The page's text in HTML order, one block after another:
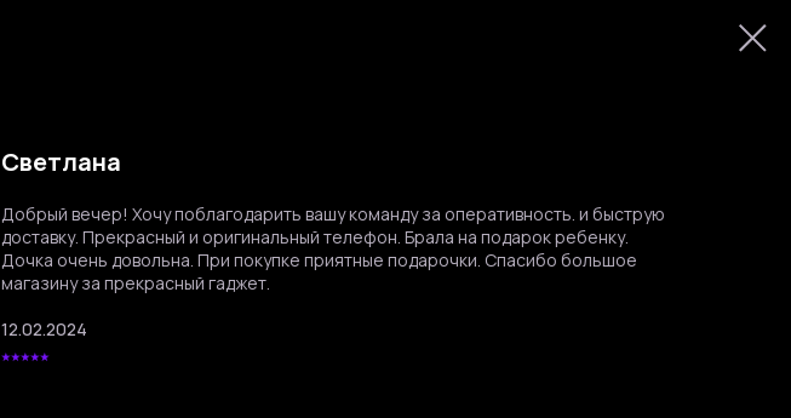
Светлана
Добрый вечер! Хочу поблагодарить вашу команду за оперативность. и быструю
доставку. Прекрасный и оригинальный телефон. Брала на подарок ребенку.
Дочка очень довольна. При покупке приятные подарочки. Спасибо большое
магазину за прекрасный гаджет.
12.02.2024
⭑⭑⭑⭑⭑